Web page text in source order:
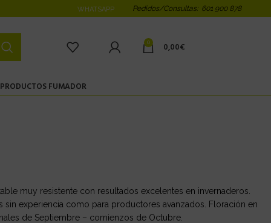
WHATSAPP Pedidos/Consultas: 601 900 878
0 0,00€
PRODUCTOS FUMADOR
muy resistente con resultados excelentes en invernaderos.
experiencia como para productores avanzados. Floración en
de Septiembre – comienzos de Octubre.